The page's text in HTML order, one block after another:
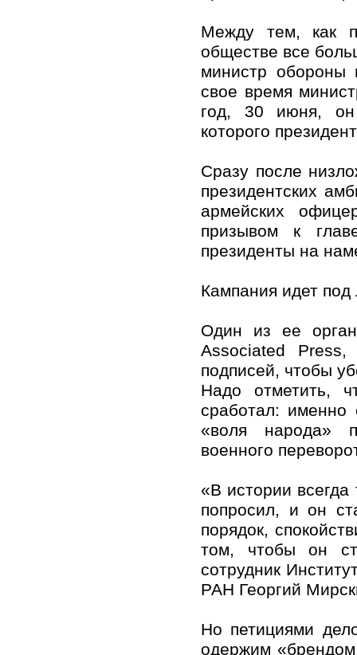
Между тем, как
обществе все
министр обороны
свое время
год, 30 июня, он
которого
Сразу после
президентских
армейских
призывом к
президенты на
Кампания идет
Один из ее
Associated
подписей, чтобы
Надо отметить,
сработал:
«воля народа»
военного
«В истории
попросил, и он
порядок,
том, чтобы он
сотрудник
РАН Георгий
Но петициями
одержим